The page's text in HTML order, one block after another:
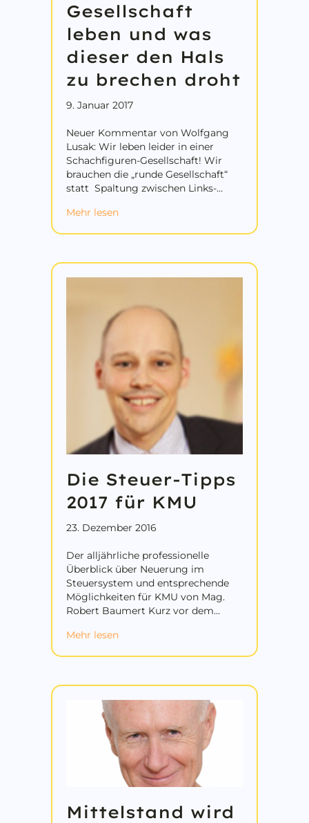
Gesellschaft
leben und was
dieser den Hals
zu brechen droht
9. Januar 2017
Neuer Kommentar von Wolfgang
Lusak: Wir leben leider in einer
Schachfiguren-Gesellschaft! Wir
brauchen die „runde Gesellschaft“
statt Spaltung zwischen Links-…
Mehr lesenabout Wieso wir in einer
Die Steuer-Tipps
2017 für KMU
23. Dezember 2016
Der alljährliche professionelle
Überblick über Neuerung im
Steuersystem und entsprechende
Möglichkeiten für KMU von Mag.
Robert Baumert Kurz vor dem…
Mehr lesenabout Die Steuer-Tipps 2017 für KMU
Mittelstand wird